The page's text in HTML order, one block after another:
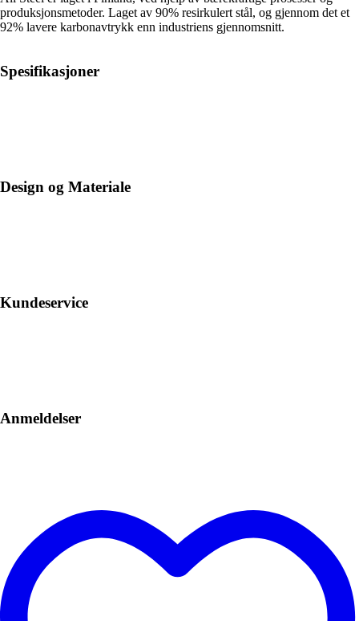
produksjonsmetoder. Laget av 90% resirkulert stål, og gjennom det et
92% lavere karbonavtrykk enn industriens gjennomsnitt.
Spesifikasjoner
Design og Materiale
Kundeservice
Anmeldelser